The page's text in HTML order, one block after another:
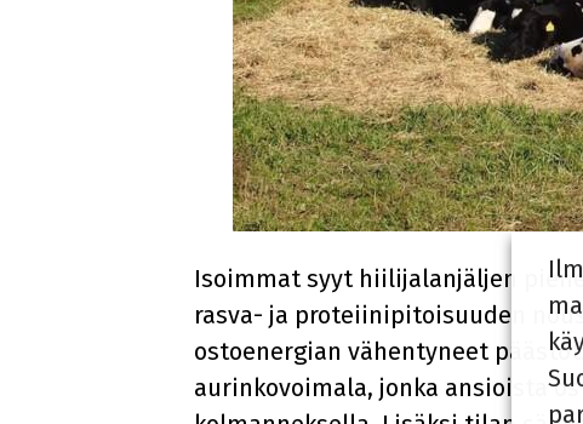
Isoimmat syyt hiilijalanjäljen
rasva- ja proteiinipitoisuuden
ostoenergian vähentyneet
aurinkovoimala, jonka ansioista